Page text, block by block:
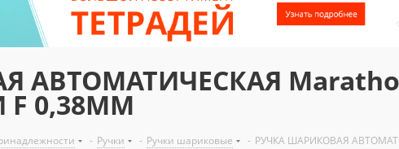
АВТОМАТИЧЕСКАЯ
0,38ММ
- Ручки - Ручки шариковые - РУЧКА ШАРИКОВАЯ